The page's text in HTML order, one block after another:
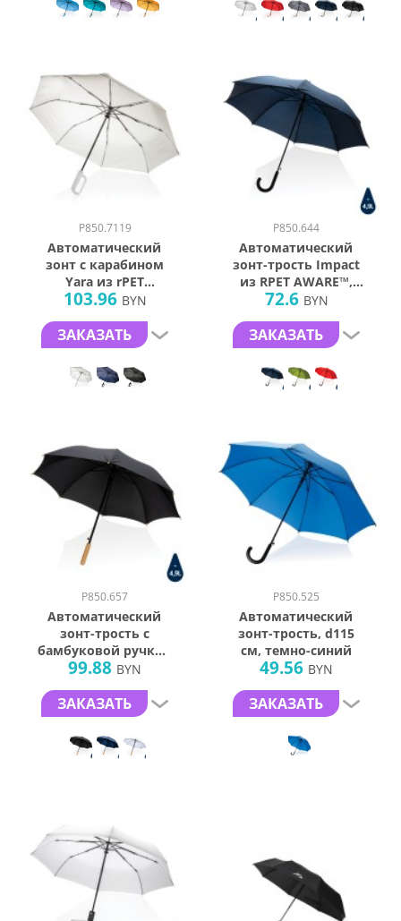
P850.7119
Автоматический
зонт с карабином
Yara из rPET
AWARE™, d54 см
103.96 BYN
ЗАКАЗАТЬ
P850.644
Автоматический
зонт-трость Impact
из RPET AWARE™,
d103 см
72.6 BYN
ЗАКАЗАТЬ
P850.657
Автоматический
зонт-трость с
бамбуковой ручкой
Impact из RPET
99.88 BYN
ЗАКАЗАТЬ
P850.525
Автоматический
зонт-трость, d115
см, темно-синий
49.56 BYN
ЗАКАЗАТЬ